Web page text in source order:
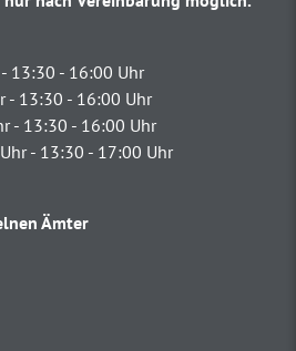
13:30 - 16:00 Uhr
- 13:30 - 16:00 Uhr
- 13:30 - 16:00 Uhr
- 13:30 - 17:00 Uhr
Ämter